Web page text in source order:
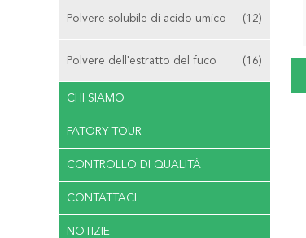
Polvere solubile di acido umico (12)
Polvere dell'estratto del fuco (16)
CHI SIAMO
FATORY TOUR
CONTROLLO DI QUALITÀ
CONTATTACI
NOTIZIE